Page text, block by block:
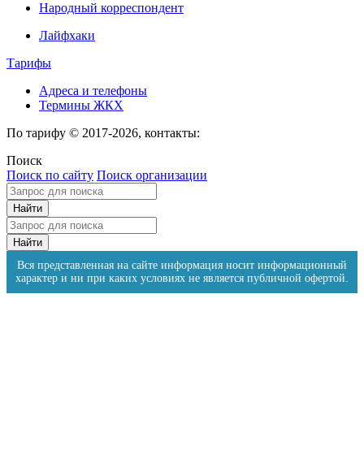
Народный корреспондент
Лайфхаки
Тарифы
Адреса и телефоны
Термины ЖКХ
По тарифу © 2017-2026, контакты:
Поиск
Поиск по сайту Поиск организации
Вся представленная на сайте информация носит информационный
характер и ни при каких условиях не является публичной офертой.